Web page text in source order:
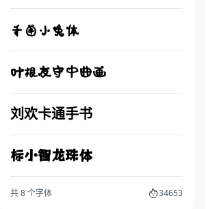
千图小兔体
叶根友守中曲画
刘欢卡通手书
标小智龙珠体
共 8 个字体 34653